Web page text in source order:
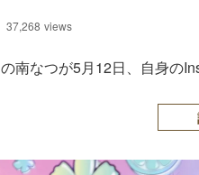
37,268 views
南なつが5月12日、自身の